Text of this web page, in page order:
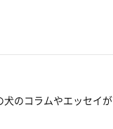
犬のコラムやエッセイが